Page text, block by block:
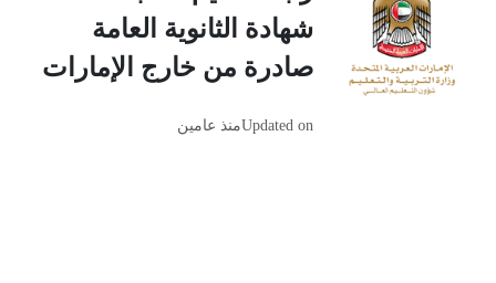
شهادة الثانوية العامة
صادرة من خارج الإمارات
Updated onمنذ عامين